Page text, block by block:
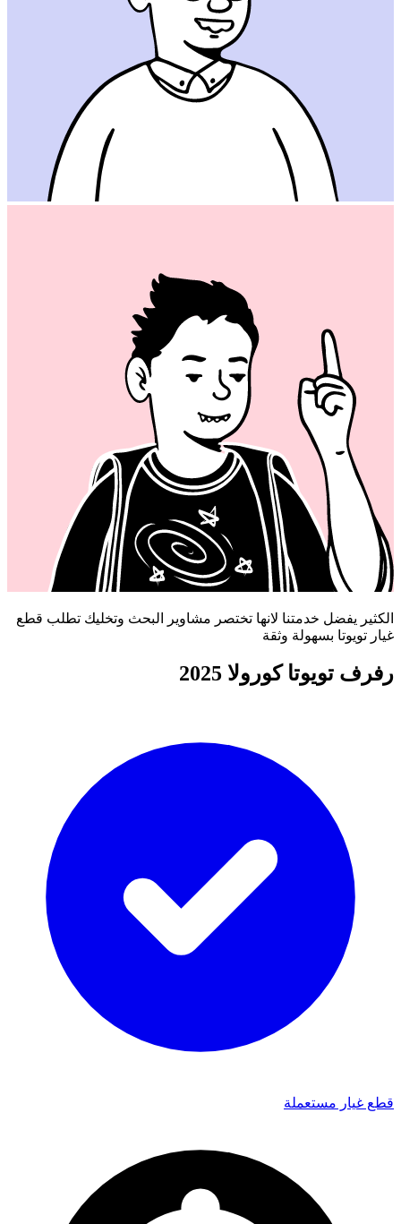
الكثير يفضل خدمتنا لانها تختصر مشاوير البحث وتخليك تطلب قطع
غيار تويوتا بسهولة وثقة
رفرف تويوتا كورولا 2025
قطع غيار مستعملة